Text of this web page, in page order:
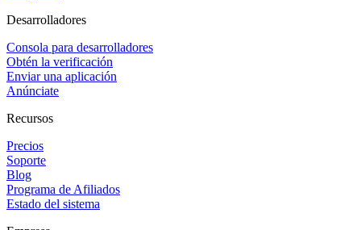
Desarrolladores
Consola para desarrolladores
Obtén la verificación
Enviar una aplicación
Anúnciate
Recursos
Precios
Soporte
Blog
Programa de Afiliados
Estado del sistema